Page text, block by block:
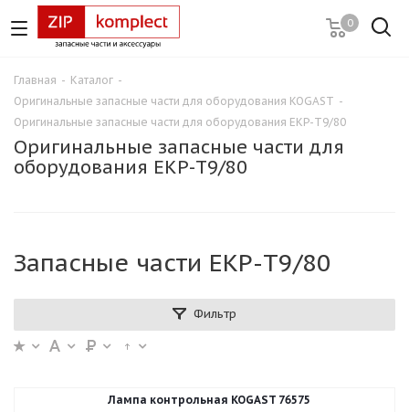
0
Главная - Каталог -
Оригинальные запасные части для оборудования KOGAST -
Оригинальные запасные части для оборудования EKP-T9/80
Оригинальные запасные части для
оборудования EKP-T9/80
Запасные части EKP-T9/80
Фильтр
Лампа контрольная KOGAST 76575